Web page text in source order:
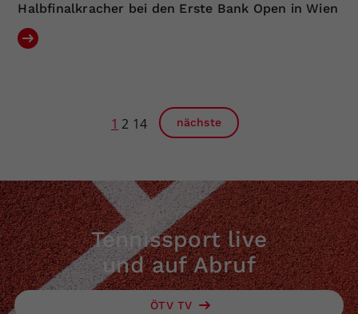
Halbfinalkracher bei den Erste Bank Open in Wien
1 2 14 nächste
Tennissport live
und auf Abruf
ÖTV TV